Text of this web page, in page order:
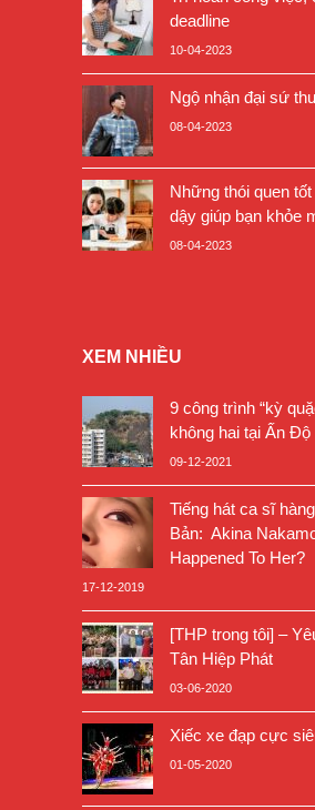
deadline
10-04-2023
Ngộ nhận đại sứ
08-04-2023
Những thói quen
dậy giúp bạn khỏe
08-04-2023
XEM NHIỀU
9 công trình “kỳ
không hai tại Ấn Độ
09-12-2021
Tiếng hát ca sĩ
Bản: Akina
Happened To Her?
17-12-2019
[THP trong tôi] –
Tân Hiệp Phát
03-06-2020
Xiếc xe đạp cực
01-05-2020